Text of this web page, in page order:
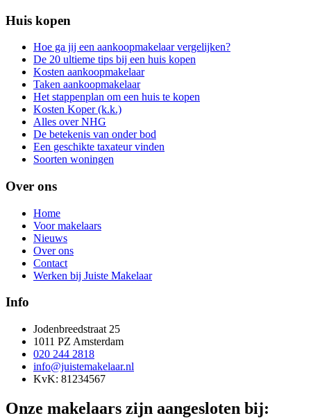
Huis kopen
Hoe ga jij een aankoopmakelaar vergelijken?
De 20 ultieme tips bij een huis kopen
Kosten aankoopmakelaar
Taken aankoopmakelaar
Het stappenplan om een huis te kopen
Kosten Koper (k.k.)
Alles over NHG
De betekenis van onder bod
Een geschikte taxateur vinden
Soorten woningen
Over ons
Home
Voor makelaars
Nieuws
Over ons
Contact
Werken bij Juiste Makelaar
Info
Jodenbreedstraat 25
1011 PZ Amsterdam
020 244 2818
info@juistemakelaar.nl
KvK: 81234567
Onze makelaars zijn aangesloten bij: